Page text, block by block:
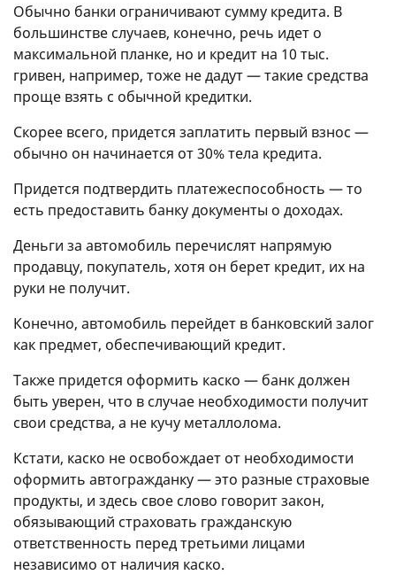
Обычно банки ограничивают сумму кредита. В
большинстве случаев, конечно, речь идет о
максимальной планке, но и кредит на 10 тыс.
гривен, например, тоже не дадут — такие средства
проще взять с обычной кредитки.
Скорее всего, придется заплатить первый взнос —
обычно он начинается от 30% тела кредита.
Придется подтвердить платежеспособность — то
есть предоставить банку документы о доходах.
Деньги за автомобиль перечислят напрямую
продавцу, покупатель, хотя он берет кредит, их на
руки не получит.
Конечно, автомобиль перейдет в банковский залог
как предмет, обеспечивающий кредит.
Также придется оформить каско — банк должен
быть уверен, что в случае необходимости получит
свои средства, а не кучу металлолома.
Кстати, каско не освобождает от необходимости
оформить автогражданку — это разные страховые
продукты, и здесь свое слово говорит закон,
обязывающий страховать гражданскую
ответственность перед третьими лицами
независимо от наличия каско.